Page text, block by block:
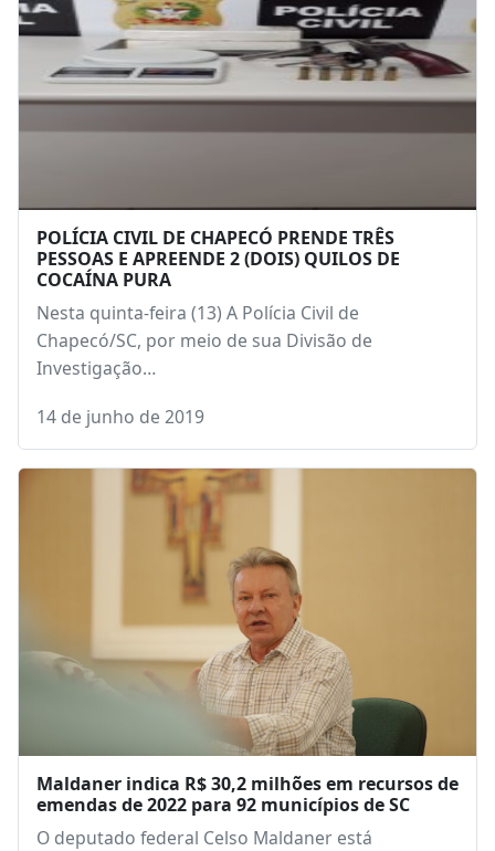
POLÍCIA CIVIL DE CHAPECÓ PRENDE TRÊS
PESSOAS E APREENDE 2 (DOIS) QUILOS DE
COCAÍNA PURA
Nesta quinta-feira (13) A Polícia Civil de
Chapecó/SC, por meio de sua Divisão de
Investigação…
14 de junho de 2019
Maldaner indica R$ 30,2 milhões em recursos de
emendas de 2022 para 92 municípios de SC
O deputado federal Celso Maldaner está